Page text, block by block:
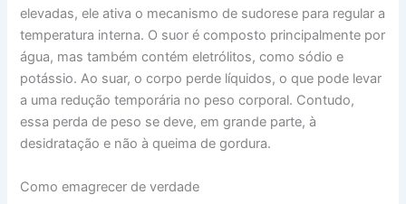
elevadas, ele ativa o mecanismo de sudorese para regular a
temperatura interna. O suor é composto principalmente por
água, mas também contém eletrólitos, como sódio e
potássio. Ao suar, o corpo perde líquidos, o que pode levar
a uma redução temporária no peso corporal. Contudo,
essa perda de peso se deve, em grande parte, à
desidratação e não à queima de gordura.
Como emagrecer de verdade